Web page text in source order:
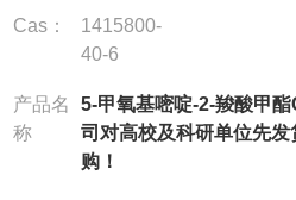
Cas：
1415800-
40-6
产品名
称
5-甲氧基嘧啶-2-羧酸甲
司对高校及科研单位先
购！